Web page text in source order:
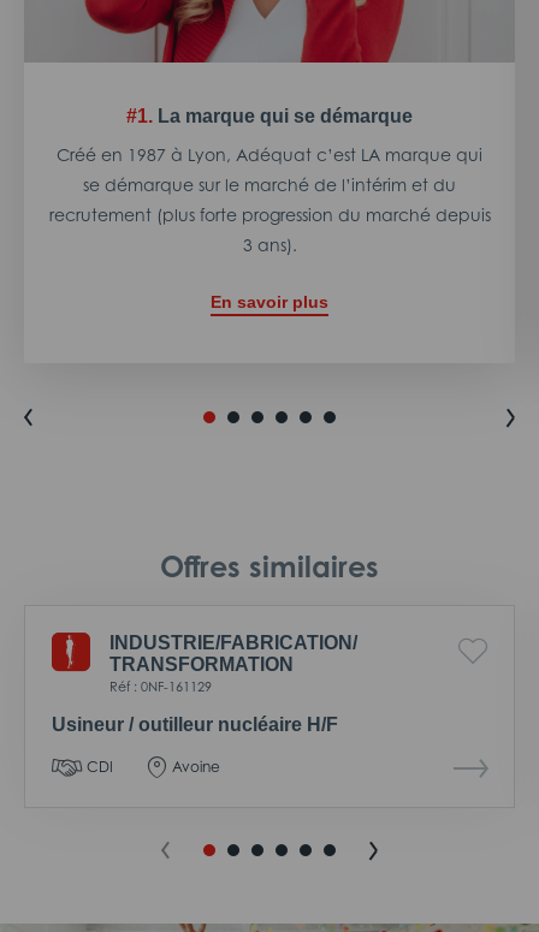
#1. La marque qui se démarque
Créé en 1987 à Lyon, Adéquat c’est LA marque qui
se démarque sur le marché de l’intérim et du
recrutement (plus forte progression du marché depuis
3 ans).
En savoir plus
Offres similaires
INDUSTRIE/FABRICATION/
TRANSFORMATION
Réf : 0NF-161129
Usineur / outilleur nucléaire H/F
CDI Avoine